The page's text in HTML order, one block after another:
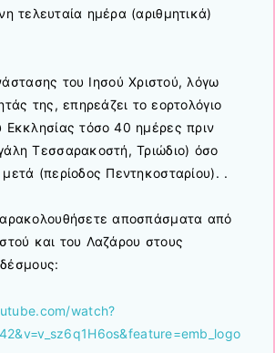
τελευταία ημέρα (αριθμητικά)
του Ιησού Χριστού, λόγω
της, επηρεάζει το εορτολόγιο
Εκκλησίας τόσο 40 ημέρες πριν
Τεσσαρακοστή, Τριώδιο) όσο
(περίοδος Πεντηκοσταρίου). .
αποσπάσματα από
και του Λαζάρου στους
watch?